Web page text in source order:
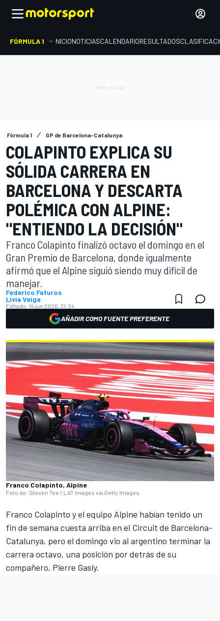
FÓRMULA 1 INICIONOTICIASCALENDARIORESULTADOS
Fórmula 1 GP de Barcelona-Catalunya
COLAPINTO EXPLICA SU
SÓLIDA CARRERA EN
BARCELONA Y DESCARTA
POLÉMICA CON ALPINE:
"ENTIENDO LA DECISIÓN"
Franco Colapinto finalizó octavo el domingo en el
Gran Premio de Barcelona, donde igualmente
afirmó que el Alpine siguió siendo muy difícil de
manejar.
Federico Faturos
Livia Veiga
Editado: 14 jun 2026, 21:24
AÑADIR COMO FUENTE PREFERENTE
Franco Colapinto, Alpine
Foto de: Steven Tee / LAT Images via Getty Images
Franco Colapinto y el equipo Alpine habían tenido un
fin de semana cuesta arriba en el Circuit de Barcelona-
Catalunya, pero el domingo vio al argentino terminar la
carrera octavo, una posición por detrás de su
compañero, Pierre Gasly.